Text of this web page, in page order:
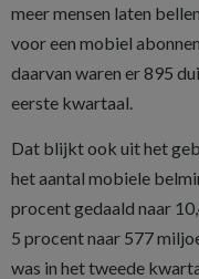
meer mensen laten
voor een mobiel
daarvan waren er 895
eerste kwartaal.
Dat blijkt ook uit het
het aantal mobiele
procent gedaald naar
5 procent naar 577
was in het tweede